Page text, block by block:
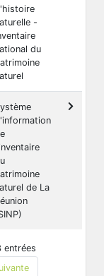
-
du
de La
entrées